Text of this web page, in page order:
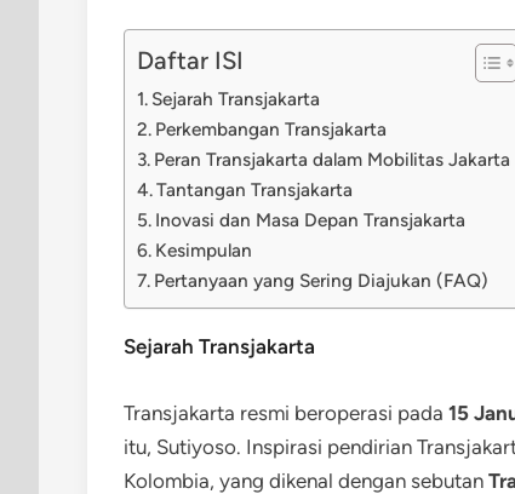
Daftar ISI
Sejarah Transjakarta
Perkembangan Transjakarta
Peran Transjakarta dalam Mobilitas Jakarta
Tantangan Transjakarta
Inovasi dan Masa Depan Transjakarta
Kesimpulan
Pertanyaan yang Sering Diajukan (FAQ)
Sejarah Transjakarta
Transjakarta resmi beroperasi pada 15
itu, Sutiyoso. Inspirasi pendirian
Kolombia, yang dikenal dengan sebutan